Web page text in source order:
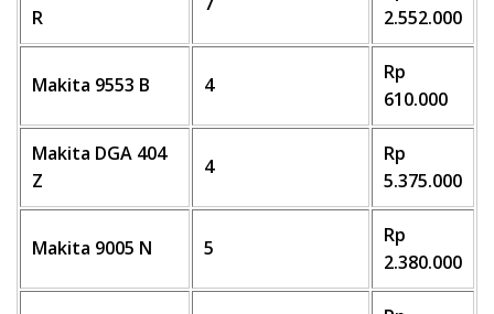
R
2.552.000
Makita 9553 B 4
Rp
610.000
Makita DGA 404
Z
4
Rp
5.375.000
Makita 9005 N 5
Rp
2.380.000